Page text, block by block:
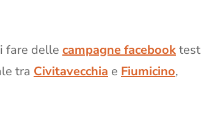
fare delle campagne facebooktest
tra Civitavecchia e Fiumicino,